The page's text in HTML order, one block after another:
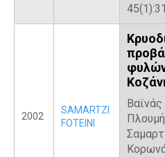
2002
SAMARTZI
FOTEINI
Βαϊνάς